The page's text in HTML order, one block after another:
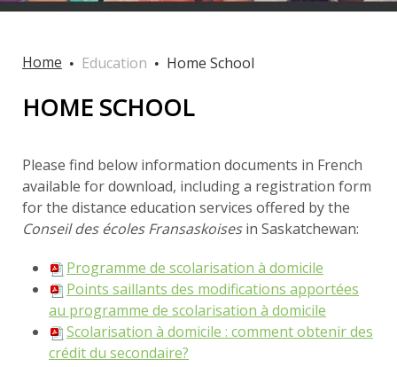
Home Education Home School
HOME SCHOOL
Please find below information documents in French
available for download, including a registration form
for the distance education services offered by the
Conseil des écoles Fransaskoisesin Saskatchewan:
Programme de scolarisation à domicile
Points saillants des modifications apportées
au programme de scolarisation à domicile
Scolarisation à domicile : comment obtenir des
crédit du secondaire?